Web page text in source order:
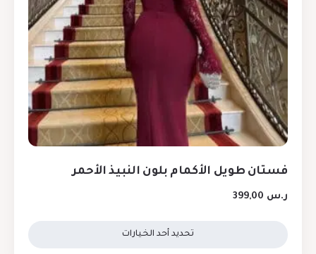
فستان طويل الأكمام بلون النبيذ الأحمر
ر.س
تحديد أحد الخيارات